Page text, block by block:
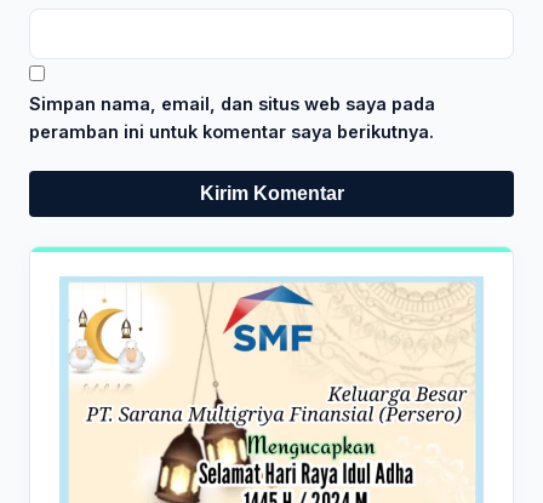
Simpan nama, email, dan situs web saya pada
peramban ini untuk komentar saya berikutnya.